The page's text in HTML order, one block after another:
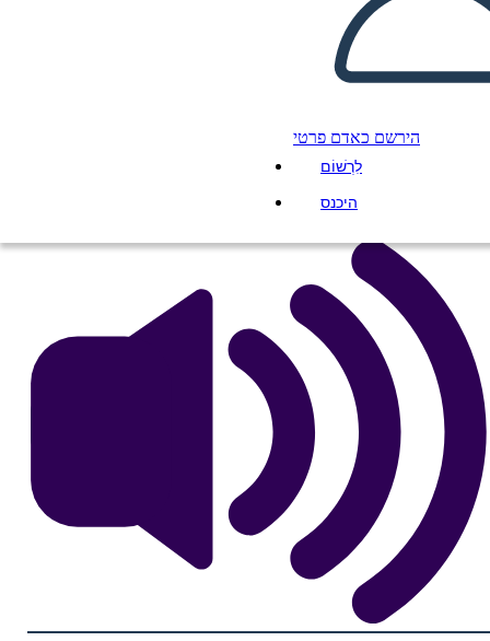
הירשם כאדם פרטי
לִרְשׁוֹם
היכנס
העתק את לוח התכנון הזה
לקרוא לי